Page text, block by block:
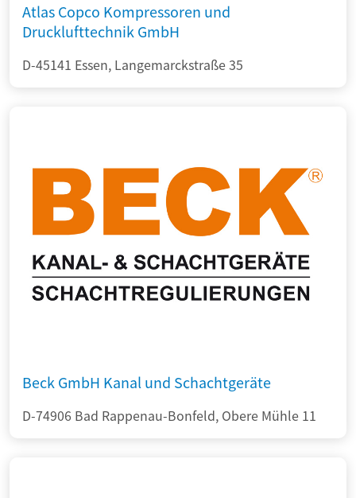
Atlas Copco Kompressoren und
Drucklufttechnik GmbH
D-45141 Essen, Langemarckstraße 35
Beck GmbH Kanal und Schachtgeräte
D-74906 Bad Rappenau-Bonfeld, Obere Mühle 11